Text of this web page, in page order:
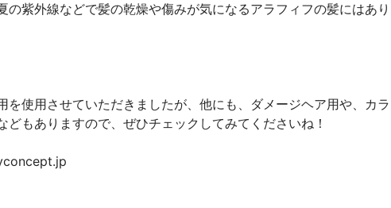
の紫外線などで髪の乾燥や傷みが気になるアラフィフの髪にはあり
を使用させていただきましたが、他にも、ダメージヘア用や、カラ
どもありますので、ぜひチェックしてみてくださいね！